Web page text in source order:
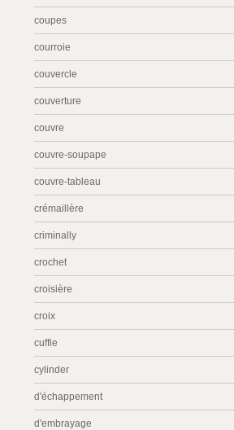
coupes
courroie
couvercle
couverture
couvre
couvre-soupape
couvre-tableau
crémaillère
criminally
crochet
croisière
croix
cuffie
cylinder
d'échappement
d'embrayage